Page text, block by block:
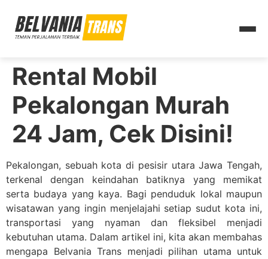
Rental Mobil
Pekalongan Murah
24 Jam, Cek Disini!
Pekalongan, sebuah kota di pesisir utara Jawa Tengah,
terkenal dengan keindahan batiknya yang memikat
serta budaya yang kaya. Bagi penduduk lokal maupun
wisatawan yang ingin menjelajahi setiap sudut kota ini,
transportasi yang nyaman dan fleksibel menjadi
kebutuhan utama. Dalam artikel ini, kita akan membahas
mengapa Belvania Trans menjadi pilihan utama untuk